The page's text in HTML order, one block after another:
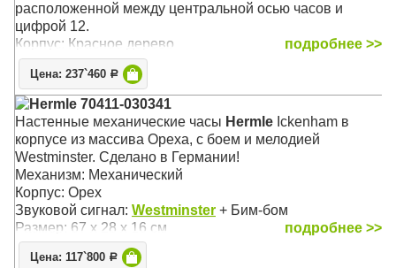
расположенной между центральной осью часов и
цифрой 12.
Корпус: Красное дерево
Звуковой сигнал:Вестминстер
Размер: 43 х 29,5 х 24,5 см
подробнее >>
Цена: 237`460 Р
Hermle 70411-030341
Настенные механические часы Hermle Ickenham в
корпусе из массива Ореха, c боем и мелодией
Westminster. Сделано в Германии!
Механизм: Механический
Корпус: Орех
Звуковой сигнал: Westminster + Бим-бом
Размер: 67 х 28 х 16 см
подробнее >>
Цена: 117`800 Р